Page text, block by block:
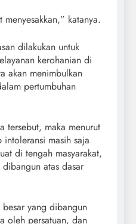
menyesakkan,” katanya.
dilakukan untuk
kerohanian di
akan menimbulkan
pertumbuhan
tersebut, maka menurut
intoleransi masih saja
di tengah masyarakat,
atas dasar
yang dibangun
oleh persatuan, dan